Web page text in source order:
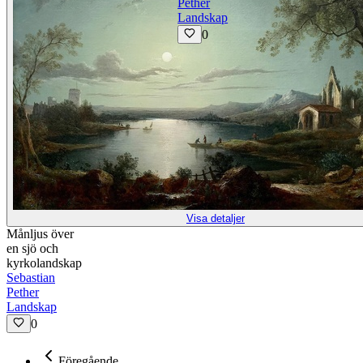
Visa detaljer
Månljus över
en sjö och
kyrkolandskap
Sebastian
Pether
Landskap
0
Landskap
0